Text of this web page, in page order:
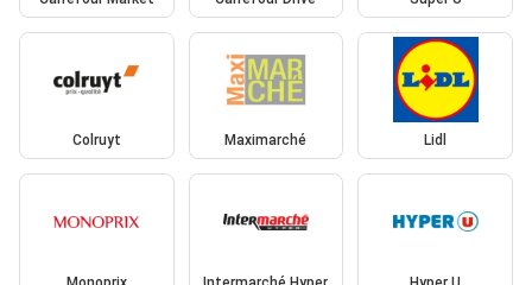
Colruyt Maximarché Lidl